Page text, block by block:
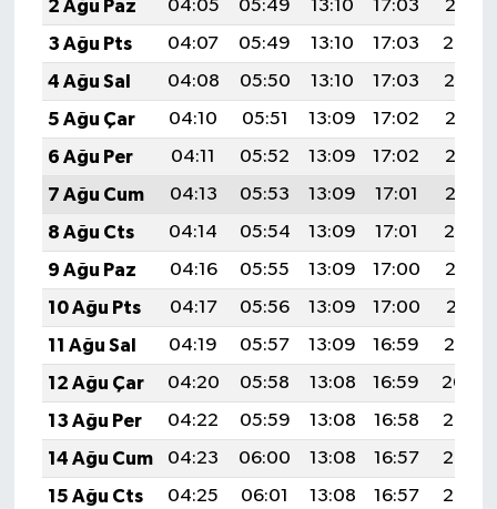
2 Ağu Paz
04:05 05:49 13:10 17:03
20:21
3 Ağu Pts
04:07 05:49 13:10 17:03
20:20
4 Ağu Sal
04:08 05:50 13:10 17:03
20:19
5 Ağu Çar
04:10 05:51 13:09 17:02
20:17
6 Ağu Per
04:11 05:52 13:09 17:02
20:16
7 Ağu Cum
04:13 05:53 13:09 17:01
20:15
8 Ağu Cts
04:14 05:54 13:09 17:01
20:14
9 Ağu Paz
04:16 05:55 13:09 17:00
20:13
10 Ağu Pts
04:17 05:56 13:09 17:00
20:11
11 Ağu Sal
04:19 05:57 13:09 16:59
20:10
12 Ağu Çar
04:20 05:58 13:08 16:59
20:09
13 Ağu Per
04:22 05:59 13:08 16:58
20:07
14 Ağu Cum
04:23 06:00 13:08 16:57
20:06
15 Ağu Cts
04:25 06:01 13:08 16:57
20:05